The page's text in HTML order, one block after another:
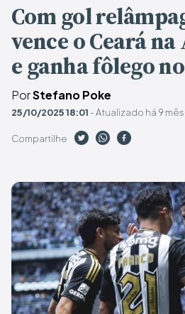
Com gol
vence o Ceará
e ganha fôlego
PorStefano Poke
25/10/2025 18:01 - Atualizado há 9
Compartilhe